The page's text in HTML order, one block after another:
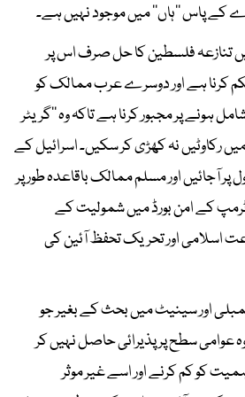
پاس ’’ہاں‘‘ میں موجود نہیں ہے۔
فلسطین کا حل صرف اس پر
کرنا ہے اور دوسرے عرب ممالک کو
ہونے پر مجبور کرنا ہے تاکہ وہ ’’گریٹر
رکاوٹیں نہ کھڑی کر سکیں۔ اسرائیل کے
آجائیں اور مسلم ممالک باقاعدہ طور پر
ٹرمپ کے امن بورڈ میں شمولیت کے
اسلامی اور تحریک تحفظ آئین کی
اور سینیٹ میں بحث کے بغیر جو
سطح پر پذیرائی حاصل نہیں کر
کو کم کرنے اور اسے غیر موثر